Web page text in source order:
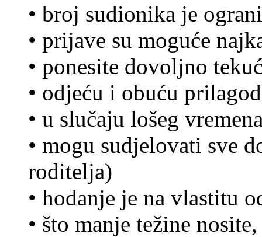
• broj sudionika je
• prijave su moguće
• ponesite dovoljno
• odjeću i obuću
• u slučaju lošeg
• mogu sudjelovati sve
roditelja)
• hodanje je na vlastitu
• što manje težine